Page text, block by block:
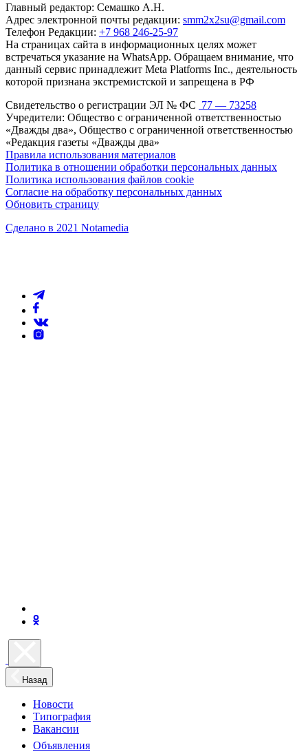
Главный редактор: Семашко А.Н.
Адрес электронной почты редакции: smm2x2su@gmail.com
Телефон Редакции: +7 968 246-25-97
На страницах сайта в информационных целях может
встречаться указание на WhatsApp. Обращаем внимание, что
данный сервис принадлежит Meta Platforms Inc., деятельность
которой признана экстремистской и запрещена в РФ
Свидетельство о регистрации ЭЛ № ФС 77 — 73258
Учредители: Общество с ограниченной ответственностью
«Дважды два», Общество с ограниченной ответственностью
«Редакция газеты «Дважды два»
Правила использования материалов
Политика в отношении обработки персональных данных
Политика использования файлов cookie
Согласие на обработку персональных данных
Обновить страницу
Сделано в 2021 Notamedia
Назад
Новости
Типография
Вакансии
Объявления